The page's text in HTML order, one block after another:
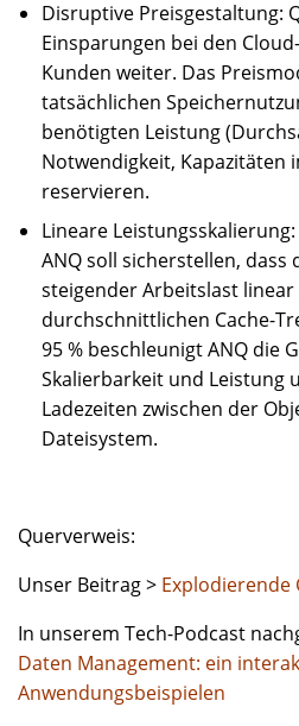
Disruptive Preisgestaltung:
Einsparungen bei den
Kunden weiter. Das
tatsächlichen
benötigten Leistung
Notwendigkeit, Kapazitäten
reservieren.
Lineare
ANQ soll sicherstellen, dass
steigender Arbeitslast
durchschnittlichen Cache-
95 % beschleunigt ANQ die
Skalierbarkeit und Leistung
Ladezeiten zwischen der
Dateisystem.
Querverweis:
Unser Beitrag > Explodierende
In unserem Tech-Podcast
Daten Management: ein
Anwendungsbeispielen